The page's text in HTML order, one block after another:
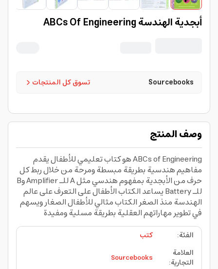
أبجدية الهندسة ABCs Of Engineering
تسوق كل المنتجات Sourcebooks
وصف المنتج
ABCs of Engineering هو كتاب تعليمي للأطفال يقدم
مفاهيم هندسية بطريقة مبسطة ومرحة من خلال ربط كل
حرف من الأبجدية بمفهوم هندسي مثل A للـ Amplifier وB
للـ Battery يساعد الكتاب الأطفال على التعرف على عالم
الهندسة منذ الصغر الكتاب مثالي للأطفال الصغار ويسهم
في تطوير مهاراتهم العقلية بطريقة مسلية ومفيدة
الفئة:
كتب
العلامة
التجارية:
Sourcebooks